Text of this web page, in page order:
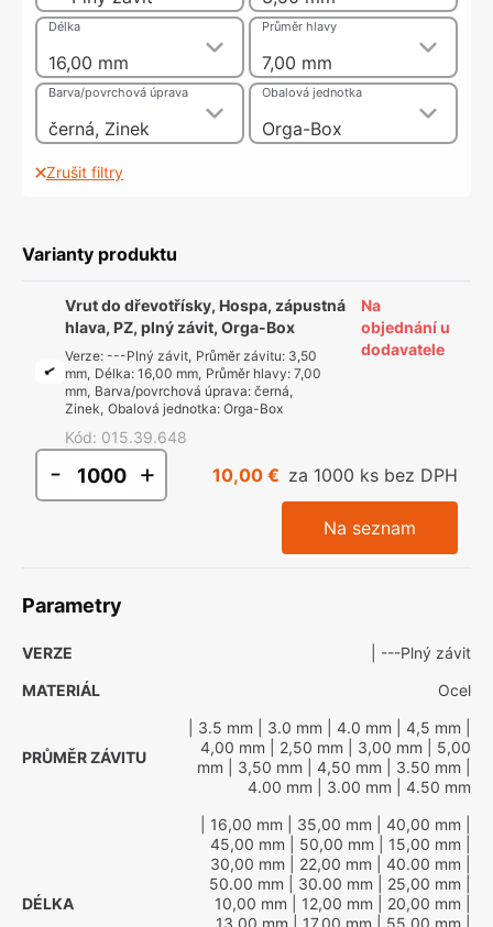
16,00 mm
Délka
7,00 mm
Průměr hlavy
černá, Zinek
Barva/povrchová úprava
Orga-Box
Obalová jednotka
Zrušit filtry
Varianty produktu
Vrut do dřevotřísky, Hospa, zápustná
hlava, PZ, plný závit, Orga-Box
Verze: ---Plný závit, Průměr závitu: 3,50
mm, Délka: 16,00 mm, Průměr hlavy: 7,00
mm, Barva/povrchová úprava: černá,
Zinek, Obalová jednotka: Orga-Box
Kód: 015.39.648
Na
objednání u
dodavatele
- + 10,00 € za 1000 ks bez DPH
Na seznam
Parametry
VERZE
| ---Plný závit
MATERIÁL
Ocel
PRŮMĚR ZÁVITU
| 3.5 mm | 3.0 mm | 4.0 mm | 4,5 mm
4,00 mm | 2,50 mm | 3,00 mm | 5,00
mm | 3,50 mm | 4,50 mm | 3.50 mm
4.00 mm | 3.00 mm | 4.50 mm
DÉLKA
| 16,00 mm | 35,00 mm | 40,00 mm
45,00 mm | 50,00 mm | 15,00 mm
30,00 mm | 22,00 mm | 40.00 mm
50.00 mm | 30.00 mm | 25,00 mm
10,00 mm | 12,00 mm | 20,00 mm
13,00 mm | 17,00 mm | 55,00 mm